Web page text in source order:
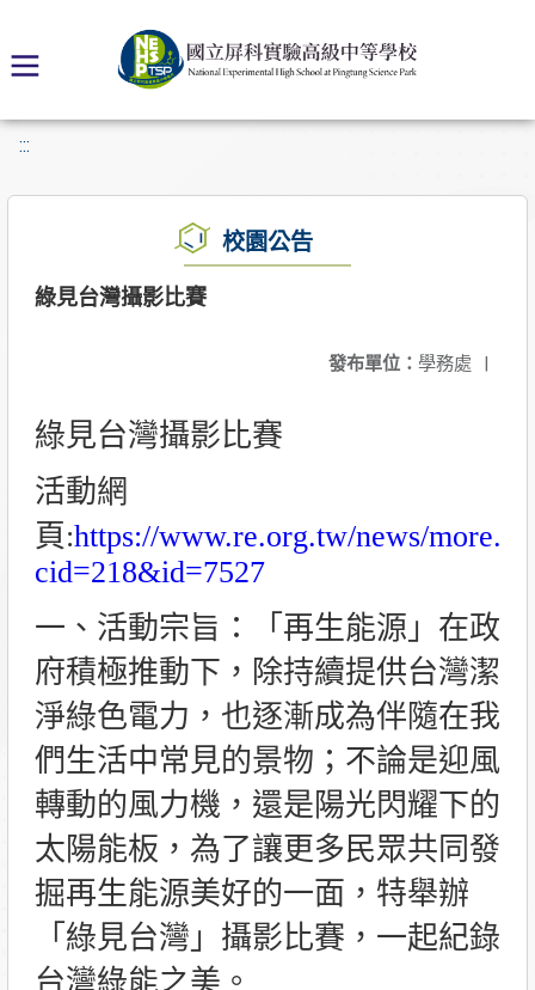
:::
校園公告
綠見台灣攝影比賽
發布單位： 學務處 |
綠見台灣攝影比賽
活動網
頁:https://www.re.org.tw/news/
cid=218&id=7527
一、活動宗旨：「再生能源」在政
府積極推動下，除持續提供台灣潔
淨綠色電力，也逐漸成為伴隨在我
們生活中常見的景物；不論是迎風
轉動的風力機，還是陽光閃耀下的
太陽能板，為了讓更多民眾共同發
掘再生能源美好的一面，特舉辦
「綠見台灣」攝影比賽，一起紀錄
台灣綠能之美。